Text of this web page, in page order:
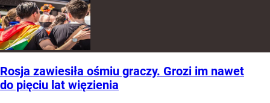
Rosja zawiesiła ośmiu graczy. Grozi im nawet
do pięciu lat więzienia